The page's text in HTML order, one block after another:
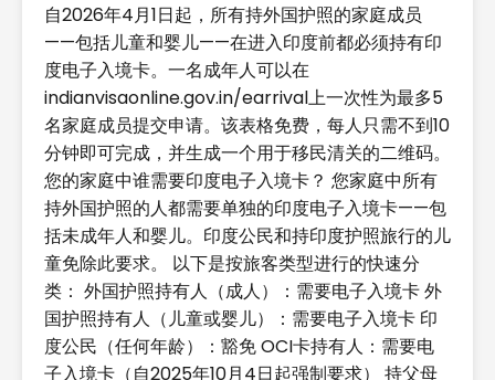
自2026年4月1日起，所有持外国护照的家庭成员
——包括儿童和婴儿——在进入印度前都必须持有印
度电子入境卡。一名成年人可以在
indianvisaonline.gov.in/earrival上一次性为最多5
名家庭成员提交申请。该表格免费，每人只需不到10
分钟即可完成，并生成一个用于移民清关的二维码。
您的家庭中谁需要印度电子入境卡？ 您家庭中所有
持外国护照的人都需要单独的印度电子入境卡——包
括未成年人和婴儿。印度公民和持印度护照旅行的儿
童免除此要求。 以下是按旅客类型进行的快速分
类： 外国护照持有人（成人）：需要电子入境卡 外
国护照持有人（儿童或婴儿）：需要电子入境卡 印
度公民（任何年龄）：豁免 OCI卡持有人：需要电
子入境卡（自2025年10月4日起强制要求） 持父母